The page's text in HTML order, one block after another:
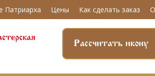
Патриарха Цены Как сделать заказ
Рассчитать икону